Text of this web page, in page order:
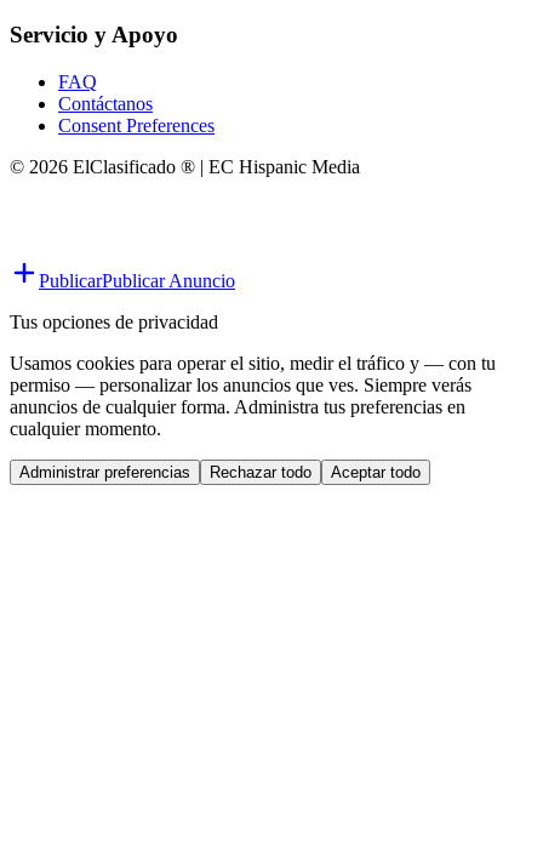
Servicio y Apoyo
FAQ
Contáctanos
Consent Preferences
© 2026 ElClasificado ® | EC Hispanic Media
PublicarPublicar Anuncio
Tus opciones de privacidad
Usamos cookies para operar el sitio, medir el tráfico y — con tu
permiso — personalizar los anuncios que ves. Siempre verás
anuncios de cualquier forma. Administra tus preferencias en
cualquier momento.
Administrar preferencias Rechazar todo Aceptar todo